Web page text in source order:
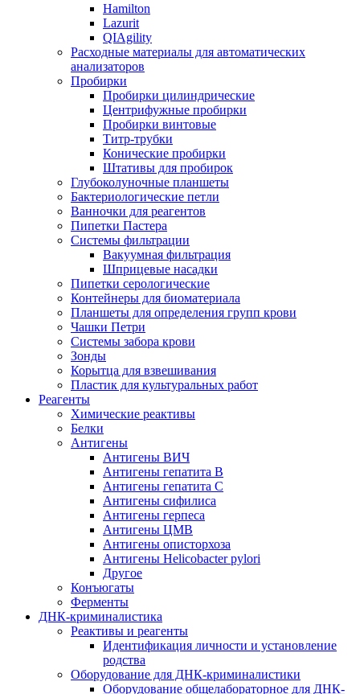
Hamilton
Lazurit
QIAgility
Расходные материалы для автоматических
анализаторов
Пробирки
Пробирки цилиндрические
Центрифужные пробирки
Пробирки винтовые
Титр-трубки
Конические пробирки
Штативы для пробирок
Глубоколуночные планшеты
Бактериологические петли
Ванночки для реагентов
Пипетки Пастера
Системы фильтрации
Вакуумная фильтрация
Шприцевые насадки
Пипетки серологические
Контейнеры для биоматериала
Планшеты для определения групп крови
Чашки Петри
Системы забора крови
Зонды
Корытца для взвешивания
Пластик для культуральных работ
Реагенты
Химические реактивы
Белки
Антигены
Антигены ВИЧ
Антигены гепатита B
Антигены гепатита C
Антигены сифилиса
Антигены герпеса
Антигены ЦМВ
Антигены описторхоза
Антигены Helicobacter pylori
Другое
Конъюгаты
Ферменты
ДНК-криминалистика
Реактивы и реагенты
Идентификация личности и установление
родства
Оборудование для ДНК-криминалистики
Оборудование общелабораторное для ДНК-